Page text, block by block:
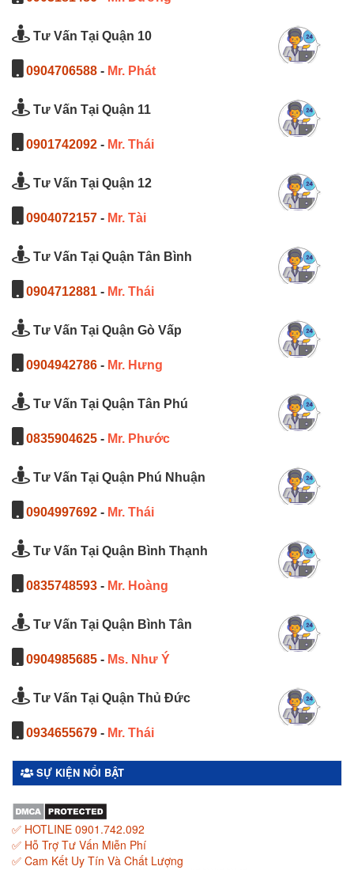
Tư Vấn Tại Quận 10
0904706588 - Mr. Phát
Tư Vấn Tại Quận 11
0901742092 - Mr. Thái
Tư Vấn Tại Quận 12
0904072157 - Mr. Tài
Tư Vấn Tại Quận Tân Bình
0904712881 - Mr. Thái
Tư Vấn Tại Quận Gò Vấp
0904942786 - Mr. Hưng
Tư Vấn Tại Quận Tân Phú
0835904625 - Mr. Phước
Tư Vấn Tại Quận Phú Nhuận
0904997692 - Mr. Thái
Tư Vấn Tại Quận Bình Thạnh
0835748593 - Mr. Hoàng
Tư Vấn Tại Quận Bình Tân
0904985685 - Ms. Như Ý
Tư Vấn Tại Quận Thủ Đức
0934655679 - Mr. Thái
SỰ KIỆN NỔI BẬT
✅ HOTLINE 0901.742.092
✅ Hỗ Trợ Tư Vấn Miễn Phí
✅ Cam Kết Uy Tín Và Chất Lượng